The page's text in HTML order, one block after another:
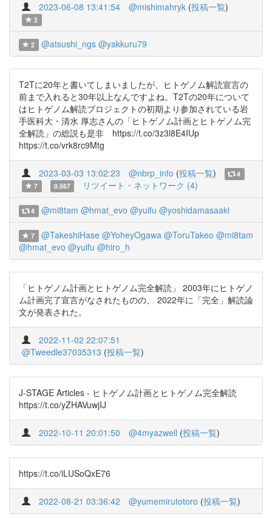
2023-06-08 13:41:54 @mishimahryk (投稿一覧)
2
2 @atsushi_ngs @yakkuru79
T2Tに20年と書いてしまいましたが、ヒトゲノム解読宣言の
前まで入れると30年以上なんですよね。T2Tの20年について
はヒトゲノム解読プロジェクトの初期より参加されている岩
手医科大・清水 厚志さんの「ヒトゲノム計画とヒトゲノム完
全解読」の総説も是非 https://t.co/3z3l8E4IUp
https://t.co/vrk8rc9Mtg
2023-03-03 13:02:23 @nbrp_info (投稿一覧)
4
7
0.567 リツイート・ネットワーク (4)
4 @mi8tam @hmat_evo @yuifu @yoshidamasaaki
7 @TakeshiHase @YoheyOgawa @ToruTakeo @mi8tam
@hmat_evo @yuifu @hiro_h
「ヒトゲノム計画とヒトゲノム完全解読」 2003年にヒトゲノ
ム計画完了宣言がなされたものの、 2022年に「完全」解読論
文が発表された。
2022-11-02 22:07:51
@Tweedle37035313 (投稿一覧)
J-STAGE Articles - ヒトゲノム計画とヒトゲノム完全解読
https://t.co/yZHAVuwjIJ
2022-10-11 20:01:50 @4myazwell (投稿一覧)
https://t.co/iLUSoQxE76
2022-08-21 03:36:42 @yumemirutotoro (投稿一覧)